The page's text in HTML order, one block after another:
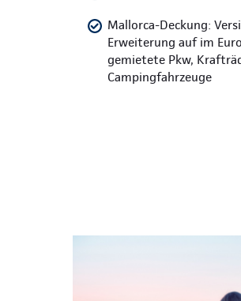
Mallorca-Deckung:
Erweiterung auf im
gemietete Pkw,
Campingfahrzeuge